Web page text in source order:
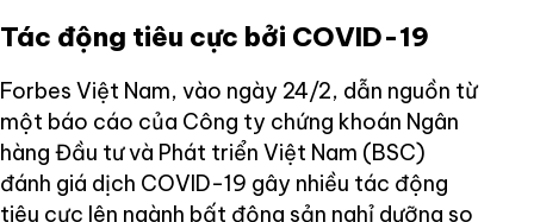
Tác động tiêu cực bởi COVID-19
Forbes Việt Nam, vào ngày 24/2, dẫn nguồn từ
một báo cáo của Công ty chứng khoán Ngân
hàng Đầu tư và Phát triển Việt Nam (BSC)
đánh giá dịch COVID-19 gây nhiều tác động
tiêu cực lên ngành bất động sản nghỉ dưỡng so